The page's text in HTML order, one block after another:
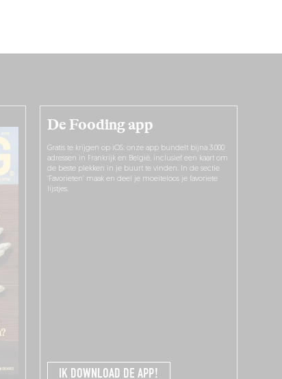
De Fooding app
Gratis te krijgen op iOS: onze app bundelt bijna 3.000
adressen in Frankrijk en België, inclusief een kaart om
de beste plekken in je buurt te vinden. In de sectie
‘Favorieten’ maak en deel je moeiteloos je favoriete
lijstjes.
IK DOWNLOAD DE APP!